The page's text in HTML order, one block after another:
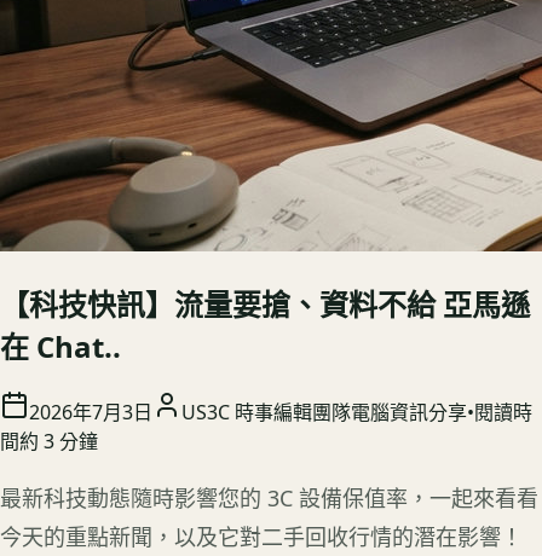
【科技快訊】流量要搶、資料不給 亞馬遜
在 Chat..
2026年7月3日 US3C 時事編輯團隊電腦資訊分享•閱讀時
間約 3分鐘
最新科技動態隨時影響您的 3C 設備保值率，一起來看看
今天的重點新聞，以及它對二手回收行情的潛在影響！